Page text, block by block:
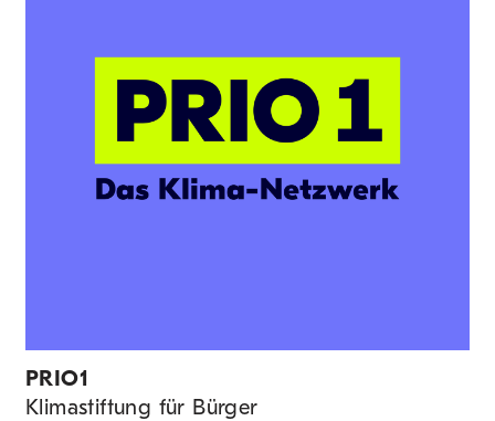
PRIO1
Klimastiftung für Bürger